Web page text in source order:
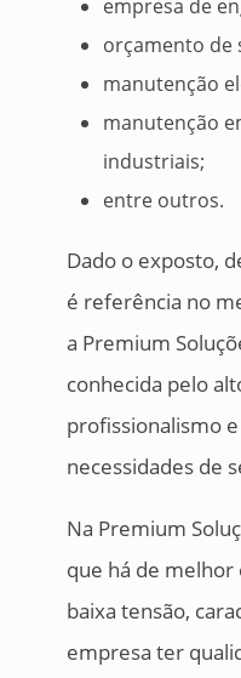
empresa de
orçamento de
manutenção
manutenção
industriais;
entre outros.
Dado o exposto,
é referência no
a Premium
conhecida pelo
profissionalismo
necessidades de
Na Premium
que há de
baixa tensão,
empresa ter